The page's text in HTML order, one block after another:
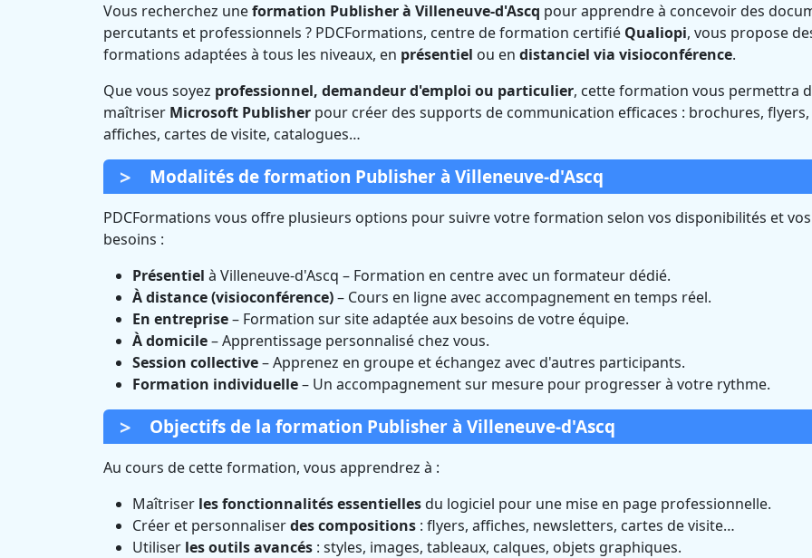
Formation Publisher à Villeneuve-
(Nord)
Vous recherchez uneformation Publisher à Villeneuve-d'Ascq pour apprendre à concevoir des
percutants et professionnels ? PDCFormations, centre de formation certifié Qualiopi, vous propose
formations adaptées à tous les niveaux, en présentiel ou en distanciel via visioconférence.
Que vous soyez professionnel, demandeur d'emploi ou particulier, cette formation vous permettra
maîtriser Microsoft Publisher pour créer des supports de communication efficaces : brochures, flyers,
affiches, cartes de visite, catalogues…
Modalités de formation Publisher à Villeneuve-d'Ascq
PDCFormations vous offre plusieurs options pour suivre votre formation selon vos disponibilités et vos
besoins :
Présentiel à Villeneuve-d'Ascq – Formation en centre avec un formateur dédié.
À distance (visioconférence)– Cours en ligne avec accompagnement en temps réel.
En entreprise– Formation sur site adaptée aux besoins de votre équipe.
À domicile– Apprentissage personnalisé chez vous.
Session collective– Apprenez en groupe et échangez avec d'autres participants.
Formation individuelle– Un accompagnement sur mesure pour progresser à votre rythme.
Objectifs de la formation Publisher à Villeneuve-d'Ascq
Au cours de cette formation, vous apprendrez à :
Maîtriser les fonctionnalités essentiellesdu logiciel pour une mise en page professionnelle.
Créer et personnaliserdes compositions : flyers, affiches, newsletters, cartes de visite…
Utiliser les outils avancés : styles, images, tableaux, calques, objets graphiques.